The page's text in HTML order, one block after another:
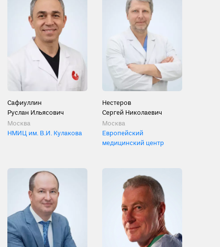
Сафиуллин
Руслан Ильясович
Москва
НМИЦ им. В.И. Кулакова
Нестеров
Сергей Николаевич
Москва
Европейский
медицинский центр